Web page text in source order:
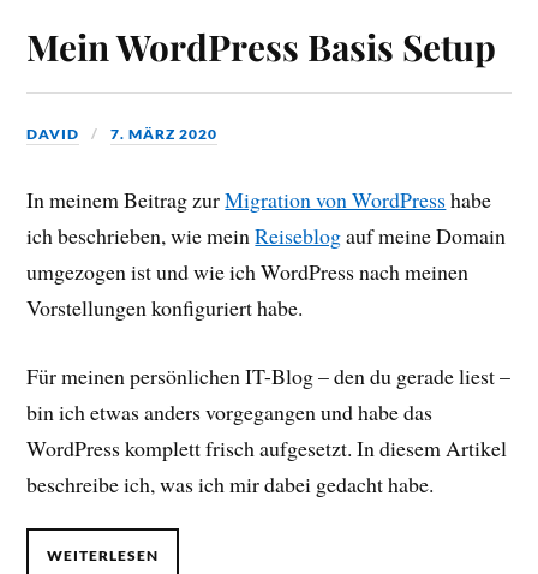
Mein WordPress Basis Setup
DAVID 7. MÄRZ 2020
In meinem Beitrag zurMigration von WordPresshabe
ich beschrieben, wie meinReiseblogauf meine Domain
umgezogen ist und wie ich WordPress nach meinen
Vorstellungen konfiguriert habe.
Für meinen persönlichen IT-Blog – den du gerade liest –
bin ich etwas anders vorgegangen und habe das
WordPress komplett frisch aufgesetzt. In diesem Artikel
beschreibe ich, was ich mir dabei gedacht habe.
WEITERLESEN